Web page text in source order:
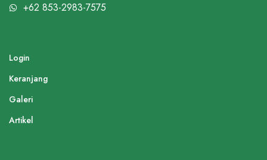
+62 853-2983-7575
Login
Keranjang
Galeri
Artikel